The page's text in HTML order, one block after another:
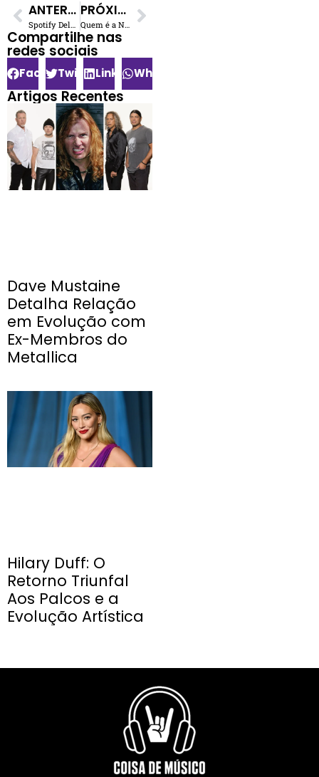
ANTERIOR
Spotify Deletará Contas: Entenda a Nova Verificação de Idade
PRÓXIMO
Quem é a Namorada de James Hetfield?
Compartilhe nas
redes sociais​
FacebookTwitterLinkedInWhatsApp
Artigos Recentes
Dave Mustaine
Detalha Relação
em Evolução com
Ex-Membros do
Metallica
Hilary Duff: O
Retorno Triunfal
Aos Palcos e a
Evolução Artística